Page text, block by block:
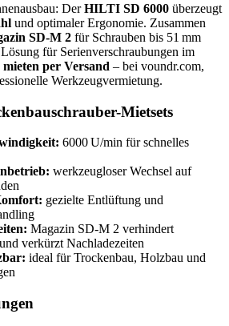
DerHILTI SD 6000 überzeugt
und optimaler Ergonomie. Zusammen
SD-M 2 für Schrauben bis 51 mm
für Serienverschraubungen im
mieten per Versand – bei voundr.com,
Werkzeugvermietung.
Mietsets
6000 U/min für schnelles
werkzeugloser Wechsel auf
gezielte Entlüftung und
Magazin SD-M 2 verhindert
verkürzt Nachladezeiten
ideal für Trockenbau, Holzbau und